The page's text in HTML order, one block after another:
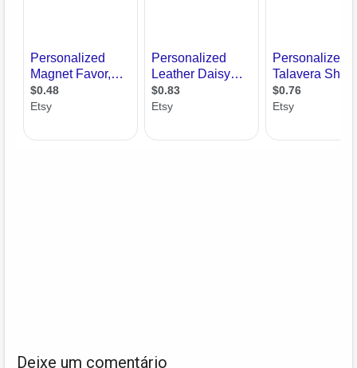
Deixe um comentário